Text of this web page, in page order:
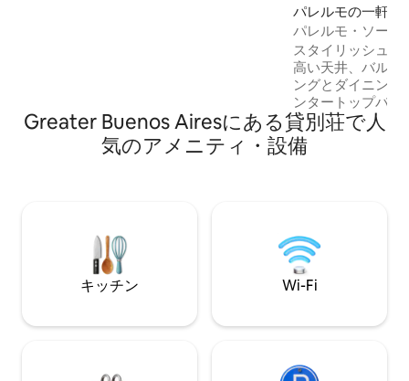
パレルモの一軒家
パレルモ・ソーホ
ロフト
スタイリッシュで
高い天井、バルコ
ングとダイニング
ンタートップバー
いアートワークがありま
ーホの中心部にあ
ラン、広場、ファ
あります。 エレベーターのない2階建ての
ウォークアップで
伝いをさせていた
Greater Buenos Airesにある貸別荘で人
気のアメニティ・設備
キッチン Wi-Fi